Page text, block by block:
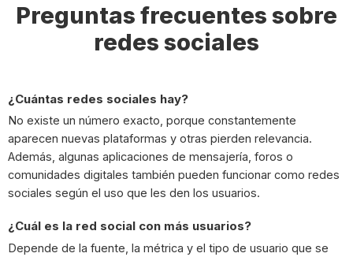
Preguntas frecuentes sobre
redes sociales
¿Cuántas redes sociales hay?
No existe un número exacto, porque constantemente
aparecen nuevas plataformas y otras pierden relevancia.
Además, algunas aplicaciones de mensajería, foros o
comunidades digitales también pueden funcionar como redes
sociales según el uso que les den los usuarios.
¿Cuál es la red social con más usuarios?
Depende de la fuente, la métrica y el tipo de usuario que se